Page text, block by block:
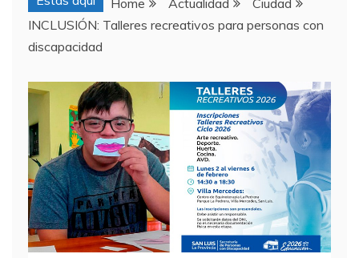
Home Actualidad
Ciudad
INCLUSIÓN: Talleres recreativos para personas con
discapacidad